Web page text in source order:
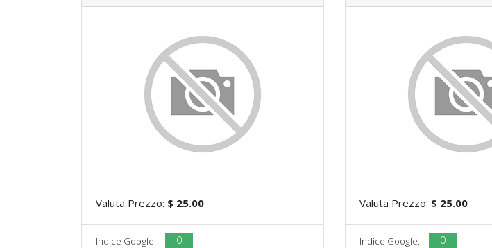
Valuta Prezzo: $ 25.00
Indice Google: 0
Valuta Prezzo: $ 25.00
Indice Google: 0